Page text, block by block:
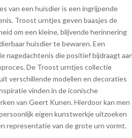
van een huisdier is een ingrijpende
Troost urntjes geven baasjes de
om een kleine, blijvende herinnering
huisdier te bewaren. Een
nagedachtenis die positief bijdraagt
De Troost urntjes collectie
verschillende modellen en decoraties
vinden in de iconische
van Geert Kunen. Hierdoor kan men
eigen kunstwerkje uitzoeken
representatie van de grote urn vormt.